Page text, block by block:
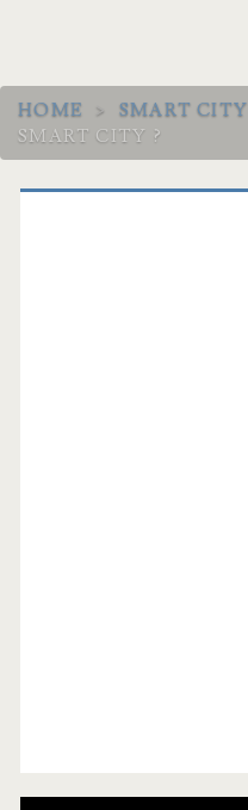
HOME > SMART CITY
SMART CITY ?